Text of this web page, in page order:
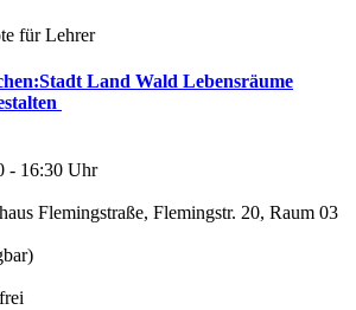
für Lehrer
Land Wald Lebensräume
- 16:30 Uhr
Flemingstraße, Flemingstr. 20, Raum 03